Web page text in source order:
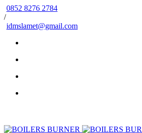
0852 8276 2784
/
idmslamet@gmail.com